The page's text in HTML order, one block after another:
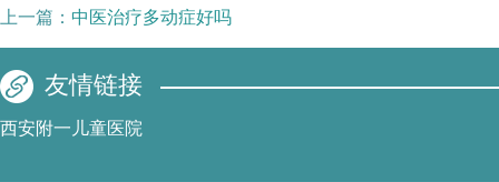
上一篇： 中医治疗多动症好吗
友情链接
西安附一儿童医院